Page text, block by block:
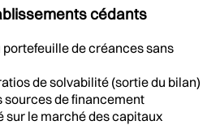
cédants
de créances sans
de solvabilité (sortie du bilan)
sources de financement
sur le marché des capitaux